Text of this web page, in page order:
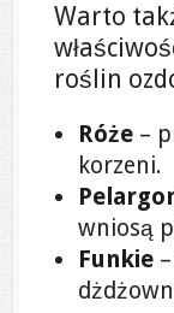
Warto
roślin
Róże –
korzeni.
wniosą
Funkie